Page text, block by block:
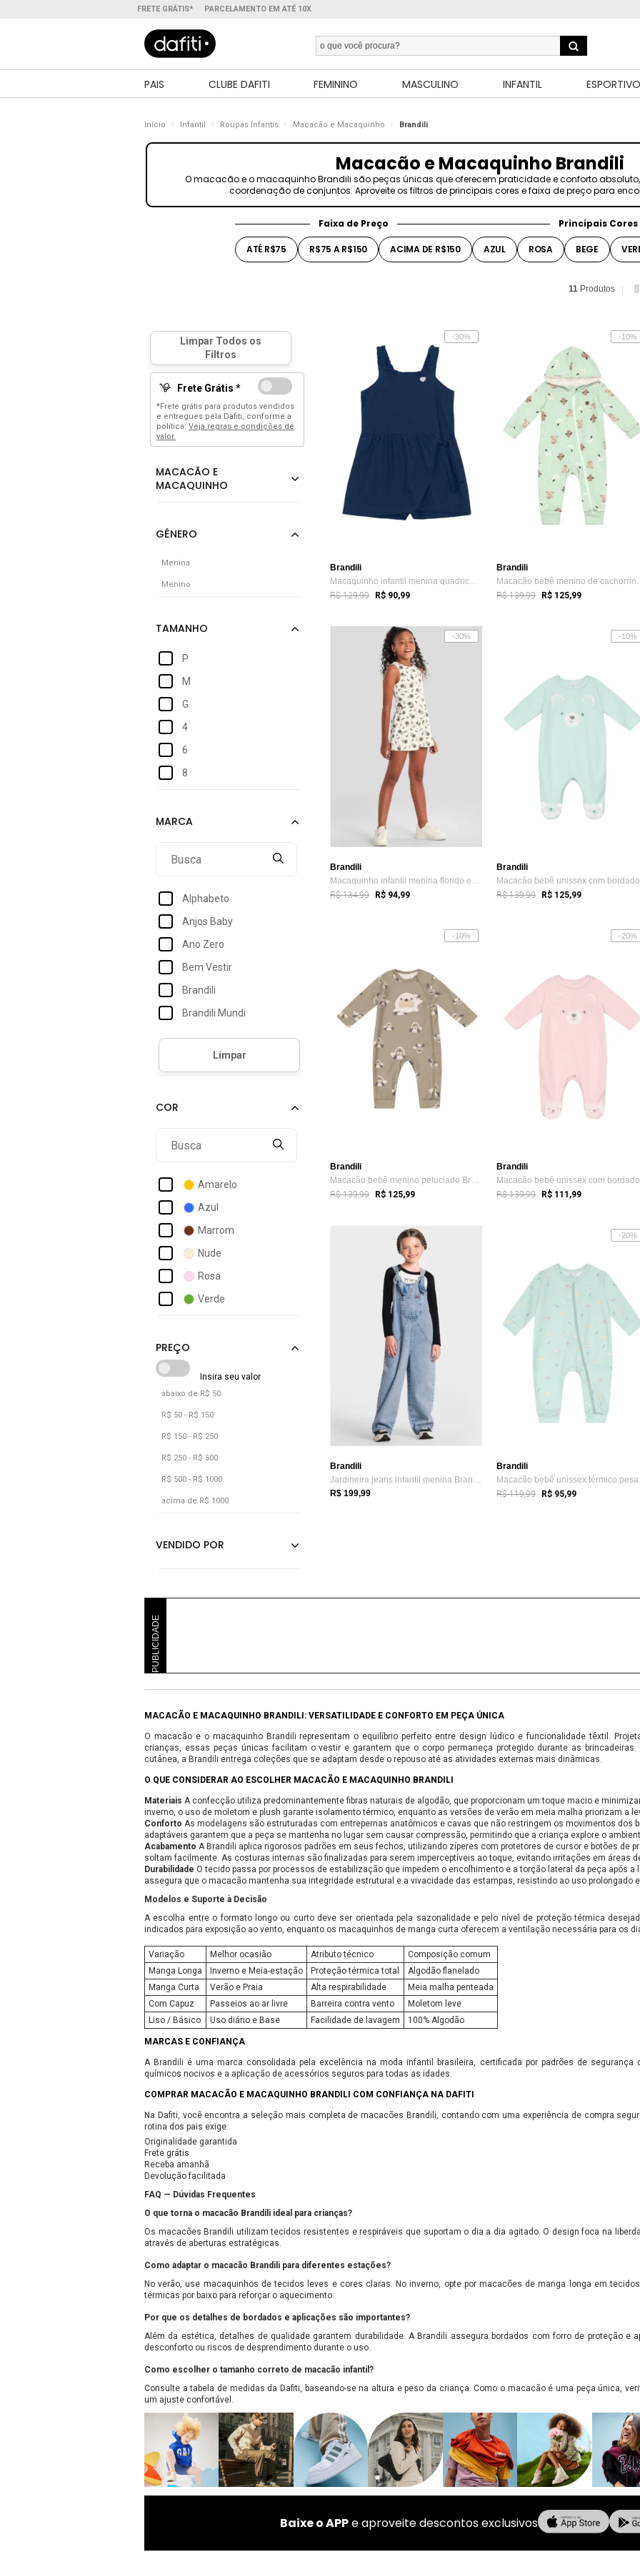
FRETE GRÁTIS* PARCELAMENTO EM ATÉ 10X
PAIS CLUBE DAFITI FEMININO MASCULINO INFANTIL ESPORTIVO
Início Infantil Roupas Infantis Macacão e Macaquinho Brandili
Macacão e Macaquinho Brandili
O macacão e o macaquinho Brandili são peças únicas que oferecem praticidade e conforto
coordenação de conjuntos. Aproveite os filtros de principais cores e faixa de preço para
Faixa de Preço
ATÉ R$75 R$75 A R$150 ACIMA DE R$150
Principais Cores
AZUL ROSA BEGE
11 Produtos
Frete Grátis *
*Frete grátis para produtos vendidos
e entregues pela Dafiti, conforme a
política: Veja regras e condições de
valor.
Menina
Menino
P
M
G
4
6
8
Alphabeto
Anjos Baby
Ano Zero
Bem Vestir
Brandili
Brandili Mundi
Brincar E Arte
Bugbee
D Bell Outlet Fashion
Amarelo
Azul
Marrom
Nude
Rosa
Verde
abaixo de R$ 50
R$ 50 - R$ 150
R$ 150 - R$ 250
R$ 250 - R$ 500
R$ 500 - R$ 1000
acima de R$ 1000
-30%
Brandili
Macaquinho infantil menina quadriculado ...
R$ 129,99 R$ 90,99
-10%
Brandili
Macacão
R$ 139,99 R$ 125,99
-30%
Brandili
Macaquinho infantil menina florido em co...
R$ 134,99 R$ 94,99
-10%
Brandili
R$ 139,99 R$ 125,99
-10%
Brandili
Macacão bebê menino peluciado Brandili Baby
R$ 139,99 R$ 125,99
-20%
Brandili
R$ 139,99 R$ 111,99
Brandili
Jardineira jeans infantil menina Brandili
R$ 199,99
-20%
Brandili
R$ 119,99 R$ 95,99
PUBLICIDADE
MACACÃO E MACAQUINHO BRANDILI: VERSATILIDADE E CONFORTO EM PEÇA ÚNICA
O macacão e o macaquinho Brandili representam o equilíbrio perfeito entre design lúdico e funcionalidade têxtil.
crianças, essas peças únicas facilitam o vestir e garantem que o corpo permaneça protegido durante as
cutânea, a Brandili entrega coleções que se adaptam desde o repouso até as atividades externas mais dinâmicas.
O QUE CONSIDERAR AO ESCOLHER MACACÃO E MACAQUINHO BRANDILI
Materiais A confecção utiliza predominantemente fibras naturais de algodão, que proporcionam um toque macio e
inverno, o uso de moletom e plush garante isolamento térmico, enquanto as versões de verão em meia malha priorizam a
Conforto As modelagens são estruturadas com entrepernas anatômicos e cavas que não restringem os movimentos dos
adaptáveis garantem que a peça se mantenha no lugar sem causar compressão, permitindo que a criança explore o
Acabamento A Brandili aplica rigorosos padrões em seus fechos, utilizando zíperes com protetores de cursor e botões de
soltam facilmente. As costuras internas são finalizadas para serem imperceptíveis ao toque, evitando irritações em áreas
Durabilidade O tecido passa por processos de estabilização que impedem o encolhimento e a torção lateral da peça após a
assegura que o macacão mantenha sua integridade estrutural e a vivacidade das estampas, resistindo ao uso prolongado
Modelos e Suporte à Decisão
A escolha entre o formato longo ou curto deve ser orientada pela sazonalidade e pelo nível de proteção térmica
indicados para exposição ao vento, enquanto os macaquinhos de manga curta oferecem a ventilação necessária para os
Variação Melhor ocasião Atributo técnico
Composição comum
Manga Longa
Inverno e Meia-estação Proteção térmica total
Algodão flanelado
Manga Curta
Verão e Praia Alta respirabilidade
Meia malha penteada
Com Capuz
Passeios ao ar livre Barreira contra vento
Moletom leve
Liso / Básico
Uso diário e Base Facilidade de lavagem 100% Algodão
MARCAS E CONFIANÇA
A Brandili é uma marca consolidada pela excelência na moda infantil brasileira, certificada por padrões de segurança
químicos nocivos e a aplicação de acessórios seguros para todas as idades.
COMPRAR MACACÃO E MACAQUINHO BRANDILI COM CONFIANÇA NA DAFITI
Na Dafiti, você encontra a seleção mais completa de macacões Brandili, contando com uma experiência de compra
rotina dos pais exige.
Originalidade garantida
Frete grátis
Receba amanhã
Devolução facilitada
FAQ — Dúvidas Frequentes
O que torna o macacão Brandili ideal para crianças?
Os macacões Brandili utilizam tecidos resistentes e respiráveis que suportam o dia a dia agitado. O design foca na
através de aberturas estratégicas.
Como adaptar o macacão Brandili para diferentes estações?
No verão, use macaquinhos de tecidos leves e cores claras. No inverno, opte por macacões de manga longa em
térmicas por baixo para reforçar o aquecimento.
Por que os detalhes de bordados e aplicações são importantes?
Além da estética, detalhes de qualidade garantem durabilidade. A Brandili assegura bordados com forro de proteção e
desconforto ou riscos de desprendimento durante o uso.
Como escolher o tamanho correto de macacão infantil?
Consulte a tabela de medidas da Dafiti, baseando-se na altura e peso da criança. Como o macacão é uma peça única,
um ajuste confortável.
Baixe o APPe aproveite descontos exclusivos